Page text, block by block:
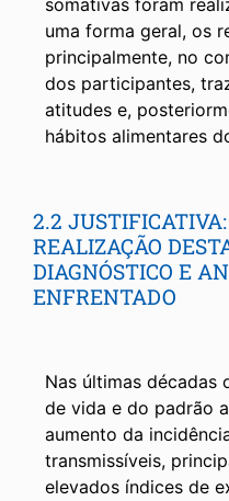
somativas foram
uma forma geral, os
principalmente, no
dos participantes,
atitudes e,
hábitos alimentares
2.2
REALIZAÇÃO
DIAGNÓSTICO E
ENFRENTADO
Nas últimas décadas
de vida e do padrão
aumento da
transmissíveis,
elevados índices de